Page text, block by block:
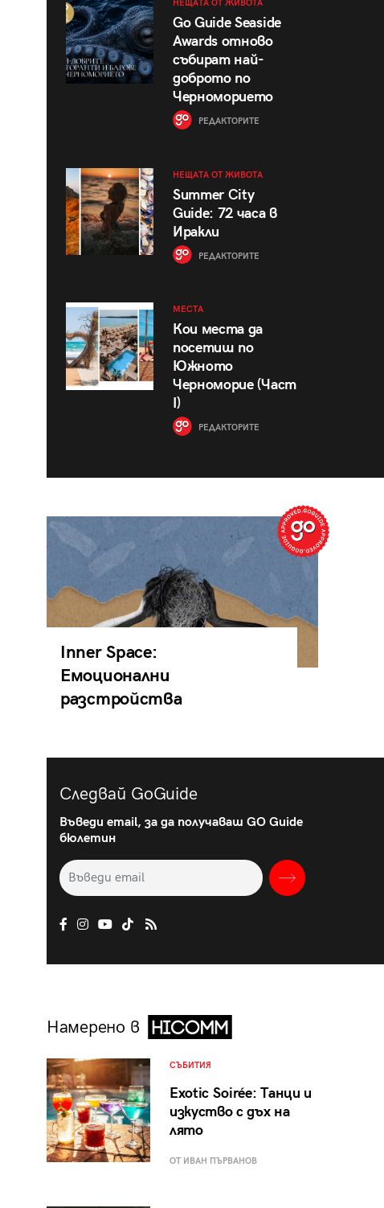
НЕЩАТА ОТ ЖИВОТА
Go Guide Seaside
Awards отново
събират най-
доброто по
Черноморието
РЕДАКТОРИТЕ
НЕЩАТА ОТ ЖИВОТА
Summer City
Guide: 72 часа в
Иракли
РЕДАКТОРИТЕ
МЕСТА
Кои места да
посетиш по
Южното
Черноморие (Част
I)
РЕДАКТОРИТЕ
Inner Space:
Емоционални
разстройства
Следвай GoGuide
Въведи email, за да получаваш GO Guide
бюлетин
Намерено в
СЪБИТИЯ
Exotic Soirée: Танци и
изкуство с дъх на
лято
ОТ ИВАН ПЪРВАНОВ